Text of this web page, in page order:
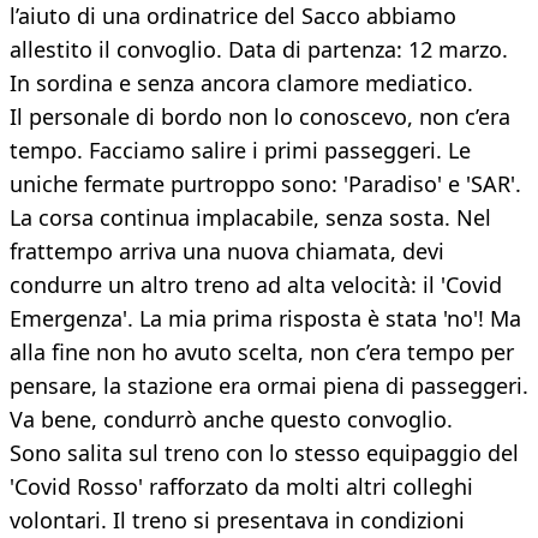
l’aiuto di una ordinatrice del Sacco abbiamo
allestito il convoglio. Data di partenza: 12 marzo.
In sordina e senza ancora clamore mediatico.
Il personale di bordo non lo conoscevo, non c’era
tempo. Facciamo salire i primi passeggeri. Le
uniche fermate purtroppo sono: 'Paradiso' e 'SAR'.
La corsa continua implacabile, senza sosta. Nel
frattempo arriva una nuova chiamata, devi
condurre un altro treno ad alta velocità: il 'Covid
Emergenza'. La mia prima risposta è stata 'no'! Ma
alla fine non ho avuto scelta, non c’era tempo per
pensare, la stazione era ormai piena di passeggeri.
Va bene, condurrò anche questo convoglio.
Sono salita sul treno con lo stesso equipaggio del
'Covid Rosso' rafforzato da molti altri colleghi
volontari. Il treno si presentava in condizioni